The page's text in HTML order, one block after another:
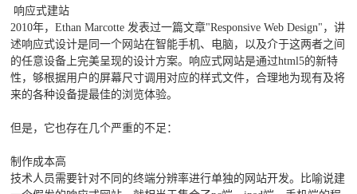
响应式建站
2010年，Ethan Marcotte 发表过一篇文章"Responsive Web Design"，讲
述响应式设计是同一个网站在智能手机、电脑，以及介于这两者之间
的任意设备上完美呈现的设计方案。响应式网站是通过html5的新特
性，够根据用户的屏幕尺寸调用对应的样式文件，合理地为现有及将
来的各种设备提最佳的浏览体验。
但是，它也存在几个严重的不足：
制作成本高
技术人员需要针对不同的终端分辨率进行单独的网站开发。比喻说建